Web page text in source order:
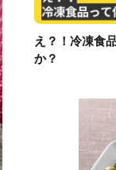
え？！冷凍食
か？